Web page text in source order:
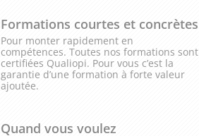
Formations courtes et concrètes
Pour monter rapidement en
compétences. Toutes nos formations sont
certifiées Qualiopi. Pour vous c’est la
garantie d’une formation à forte valeur
ajoutée.
Quand vous voulez